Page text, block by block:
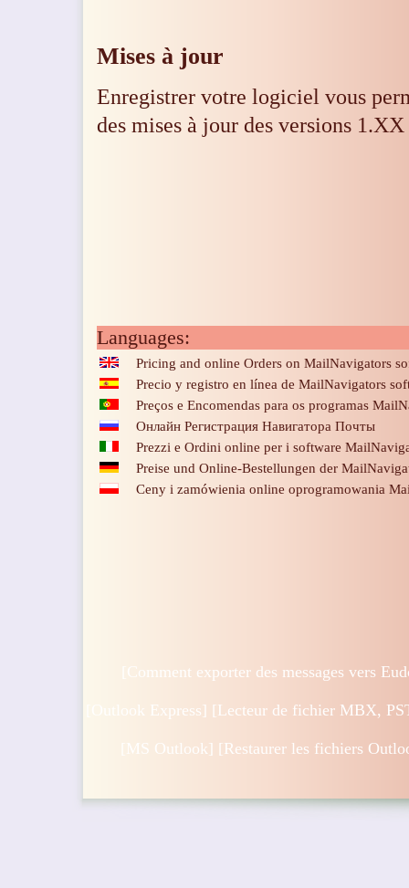
Mises à jour
Enregistrer votre logiciel vous
des mises à jour des versions
Languages:
Pricing and online Orders on MailNavigators
Precio y registro en línea de MailNavigators
Preços e Encomendas para os programas
Онлайн Регистрация Навигатора Почты
Prezzi e Ordini online per i software
Preise und Online-Bestellungen der
Ceny i zamówienia online oprogramowania
[ Comment exporter des messages vers
Outlook Express] [Lecteur de fichier MBX,
[ MS Outlook] [Restaurer les fichiers